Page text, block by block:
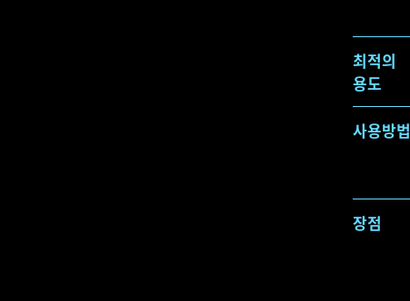
최적의
용도
사용방법
장점